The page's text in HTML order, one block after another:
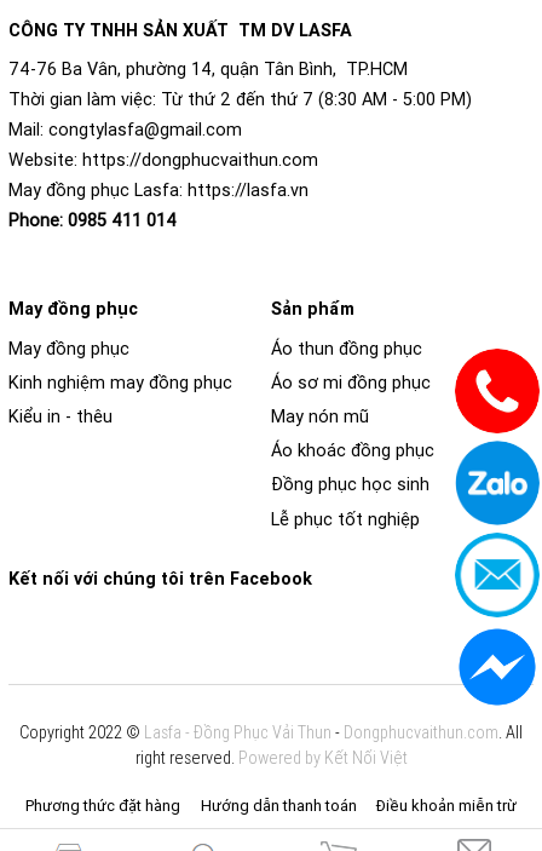
CÔNG TY TNHH SẢN XUẤT TM DV LASFA
74-76 Ba Vân, phường 14, quận Tân Bình, TP.HCM
Thời gian làm việc: Từ thứ 2 đến thứ 7 (8:30 AM - 5:00 PM)
Mail:congtylasfa@gmail.com
Website:https://dongphucvaithun.com
May đồng phục Lasfa:https://lasfa.vn
Phone:0985 411 014
May đồng phục
May đồng phục
Kinh nghiệm may đồng phục
Kiểu in - thêu
Sản phẩm
Áo thun đồng phục
Áo sơ mi đồng phục
May nón mũ
Áo khoác đồng phục
Đồng phục học sinh
Lễ phục tốt nghiệp
Kết nối với chúng tôi trên Facebook
Copyright 2022 © Lasfa - Đồng Phục Vải Thun - Dongphucvaithun.com. All
right reserved. Powered by Kết Nối Việt
Phương thức đặt hàng Hướng dẫn thanh toán Điều khoản miễn trừ